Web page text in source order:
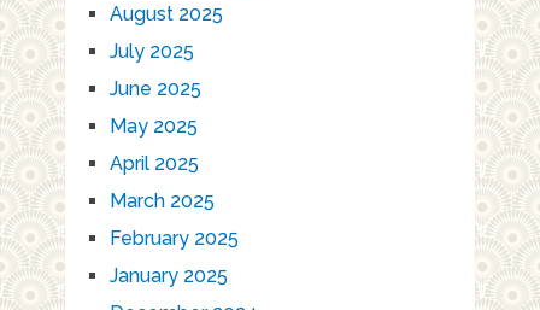
August 2025
July 2025
June 2025
May 2025
April 2025
March 2025
February 2025
January 2025